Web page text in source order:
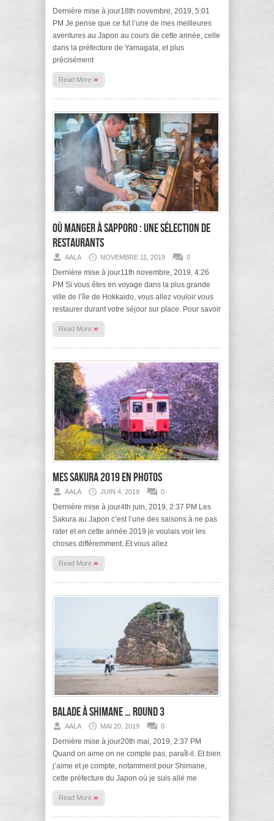
Dernière mise à jour18th novembre, 2019, 5:01
PM Je pense que ce fut l’une de mes meilleures
aventures au Japon au cours de cette année, celle
dans la préfecture de Yamagata, et plus
précisément
Read More »
Où manger à Sapporo : une sélection de
restaurants
AALA NOVEMBRE 11, 2019 0
Dernière mise à jour11th novembre, 2019, 4:26
PM Si vous êtes en voyage dans la plus grande
ville de l’île de Hokkaido, vous allez vouloir vous
restaurer durant votre séjour sur place. Pour savoir
Read More »
Mes sakura 2019 en photos
AALA JUIN 4, 2019 0
Dernière mise à jour4th juin, 2019, 2:37 PM Les
Sakura au Japon c’est l’une des saisons à ne pas
rater et en cette année 2019 je voulais voir les
choses différemment. Et vous allez
Read More »
Balade à Shimane … round 3
AALA MAI 20, 2019 0
Dernière mise à jour20th mai, 2019, 2:37 PM
Quand on aime on ne compte pas, paraît-il. Et bien
j’aime et je compte, notamment pour Shimane,
cette préfecture du Japon où je suis allé me
Read More »